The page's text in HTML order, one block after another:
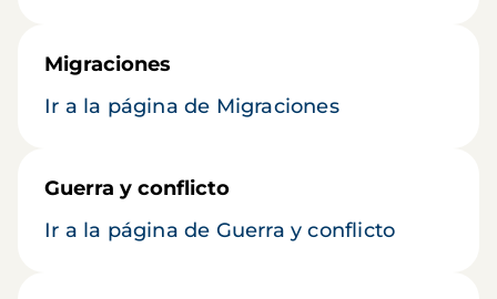
Migraciones
Ir a la página de Migraciones
Guerra y conflicto
Ir a la página de Guerra y conflicto